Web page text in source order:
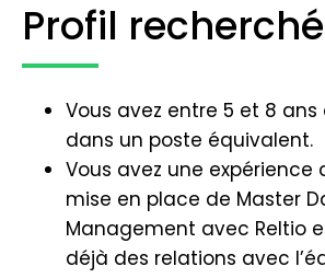
Profil recherché
Vous avez entre 5 et 8 ans
dans un poste équivalent.
Vous avez une expérience
mise en place de Master
Management avec Reltio
déjà des relations avec